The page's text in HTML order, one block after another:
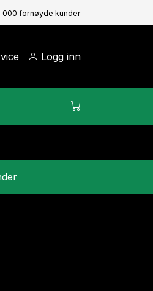
000 fornøyde kunder
Logg inn